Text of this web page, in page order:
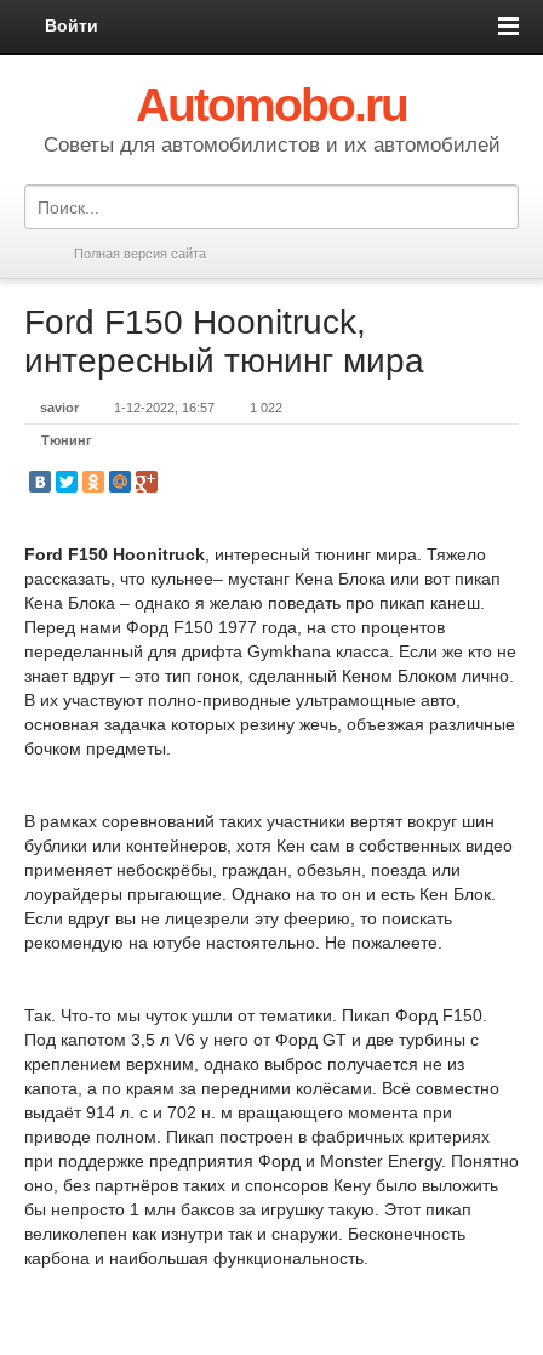
Войти
Automobo.ru
Cоветы для автомобилистов и их автомобилей
Полная версия сайта
Ford F150 Hoonitruck,
интересный тюнинг мира
savior 1-12-2022, 16:57 1 022
Тюнинг
Ford F150 Hoonitruck, интересный тюнинг мира. Тяжело
рассказать, что кульнее– мустанг Кена Блока или вот пикап
Кена Блока – однако я желаю поведать про пикап канеш.
Перед нами Форд F150 1977 года, на сто процентов
переделанный для дрифта Gymkhana класса. Если же кто не
знает вдруг – это тип гонок, сделанный Кеном Блоком лично.
В их участвуют полно-приводные ультрамощные авто,
основная задачка которых резину жечь, объезжая различные
бочком предметы.
В рамках соревнований таких участники вертят вокруг шин
бублики или контейнеров, хотя Кен сам в собственных видео
применяет небоскрёбы, граждан, обезьян, поезда или
лоурайдеры прыгающие. Однако на то он и есть Кен Блок.
Если вдруг вы не лицезрели эту феерию, то поискать
рекомендую на ютубе настоятельно. Не пожалеете.
Так. Что-то мы чуток ушли от тематики. Пикап Форд F150.
Под капотом 3,5 л V6 у него от Форд GT и две турбины с
креплением верхним, однако выброс получается не из
капота, а по краям за передними колёсами. Всё совместно
выдаёт 914 л. с и 702 н. м вращающего момента при
приводе полном. Пикап построен в фабричных критериях
при поддержке предприятия Форд и Monster Energy. Понятно
оно, без партнёров таких и спонсоров Кену было выложить
бы непросто 1 млн баксов за игрушку такую. Этот пикап
великолепен как изнутри так и снаружи. Бесконечность
карбона и наибольшая функциональность.